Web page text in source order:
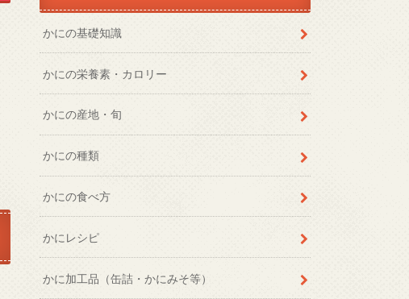
かにの基礎知識
かにの栄養素・カロリー
かにの産地・旬
かにの種類
かにの食べ方
かにレシピ
かに加工品（缶詰・かにみそ等）